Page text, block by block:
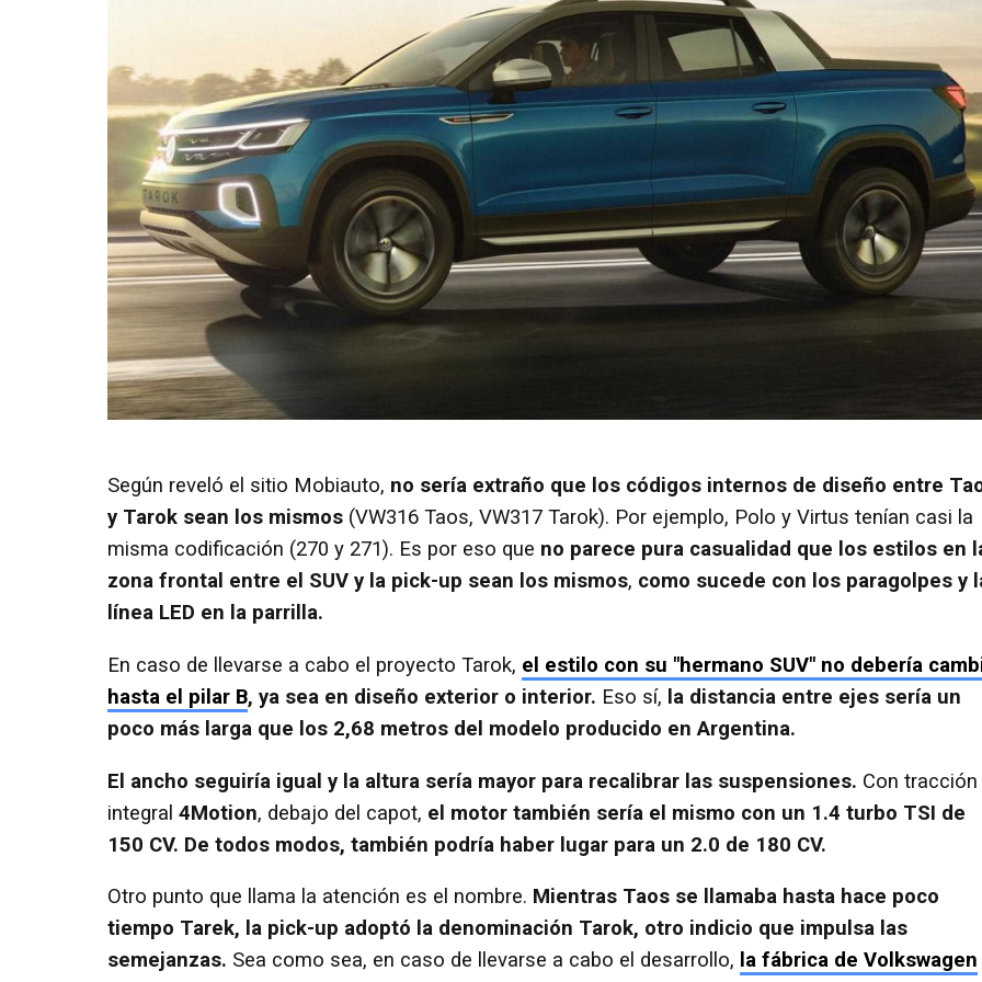
Según reveló el sitio Mobiauto, no sería extraño que los códigos internos de diseño entre
y Tarok sean los mismos (VW316 Taos, VW317 Tarok). Por ejemplo, Polo y Virtus tenían casi la
misma codificación (270 y 271). Es por eso que no parece pura casualidad que los estilos en
zona frontal entre el SUV y la pick-up sean los mismos, como sucede con los paragolpes y
línea LED en la parrilla.
En caso de llevarse a cabo el proyecto Tarok, el estilo con su "hermano SUV" no debería
hasta el pilar B, ya sea en diseño exterior o interior. Eso sí, la distancia entre ejes sería un
poco más larga que los 2,68 metros del modelo producido en Argentina.
El ancho seguiría igual y la altura sería mayor para recalibrar las suspensiones. Con tracción
integral 4Motion, debajo del capot, el motor también sería el mismo con un 1.4 turbo TSI de
150 CV. De todos modos, también podría haber lugar para un 2.0 de 180 CV.
Otro punto que llama la atención es el nombre. Mientras Taos se llamaba hasta hace poco
tiempo Tarek, la pick-up adoptó la denominación Tarok, otro indicio que impulsa las
semejanzas. Sea como sea, en caso de llevarse a cabo el desarrollo, la fábrica de Volkswagen